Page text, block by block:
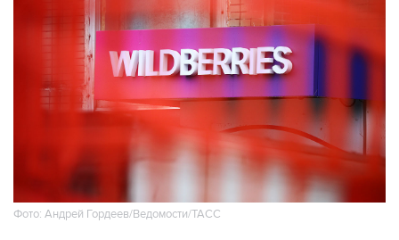
Фото: Андрей Гордеев/Ведомости/ТАСС
Москва. 6 августа. INTERFAX.RU - Налоговые